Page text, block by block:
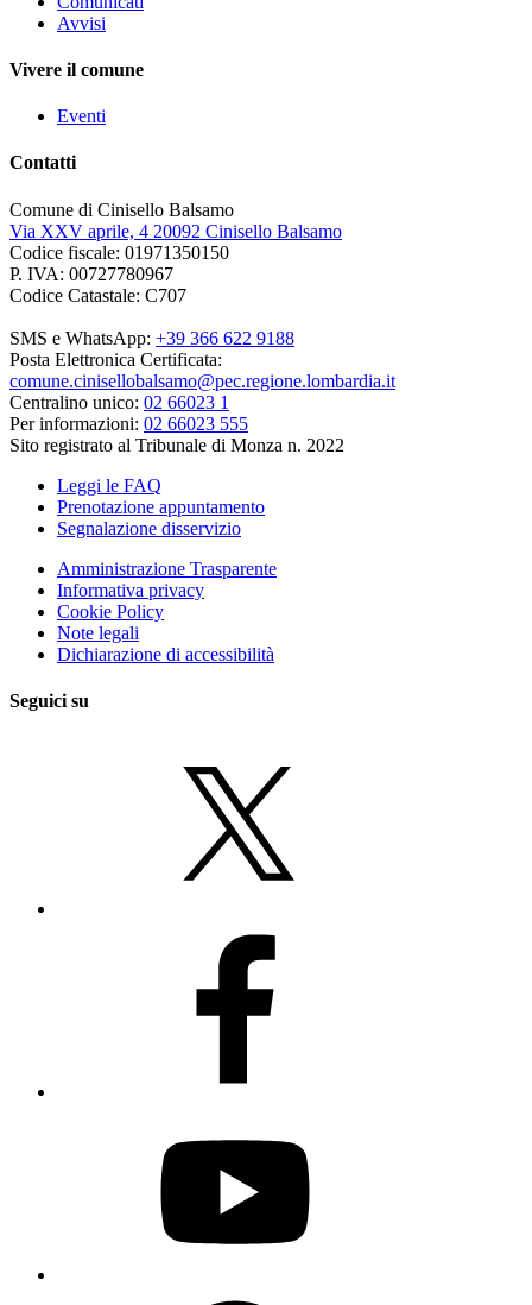
Avvisi
Vivere il comune
Eventi
Contatti
Comune di Cinisello Balsamo
Via XXV aprile, 4 20092 Cinisello Balsamo
Codice fiscale: 01971350150
P. IVA: 00727780967
Codice Catastale: C707
SMS e WhatsApp: +39 366 622 9188
Posta Elettronica Certificata:
comune.cinisellobalsamo@pec.regione.lombardia.it
Centralino unico: 02 66023 1
Per informazioni: 02 66023 555
Sito registrato al Tribunale di Monza n. 2022
Leggi le FAQ
Prenotazione appuntamento
Segnalazione disservizio
Amministrazione Trasparente
Informativa privacy
Cookie Policy
Note legali
Dichiarazione di accessibilità
Seguici su